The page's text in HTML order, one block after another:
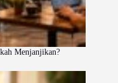
Menjanjikan?